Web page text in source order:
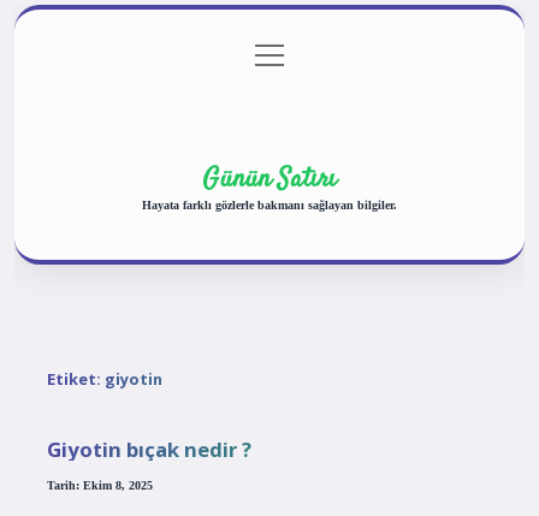
Gizlilik Politikası
menüyü
aç
Günün Satırı
Hayata farklı gözlerle bakmanı sağlayan bilgiler.
Etiket: giyotin
Giyotin bıçak nedir ?
Tarih: Ekim 8, 2025